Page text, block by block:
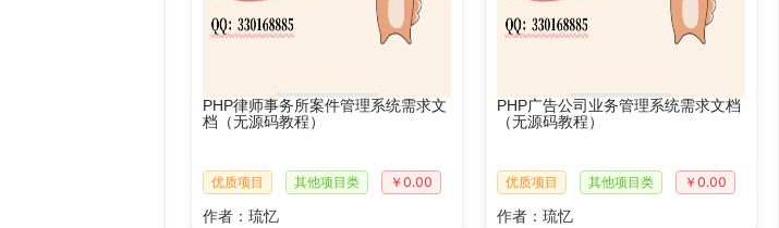
PHP律师事务所案件管理系统需求文
档（无源码教程）
优质项目 其他项目类 ￥0.00
作者：琉忆
PHP广告公司业务管理系统需求文档
（无源码教程）
优质项目 其他项目类 ￥0.00
作者：琉忆